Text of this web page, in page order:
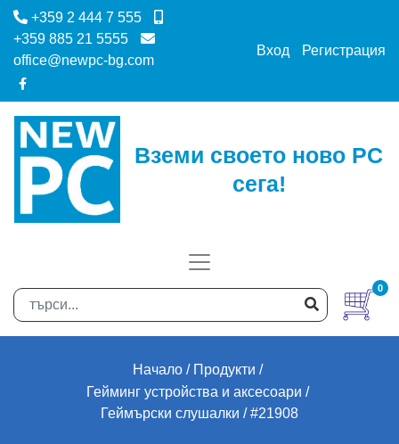
+359 2 444 7 555
+359 885 21 5555
office@newpc-bg.com
Вход Регистрация
Вземи своето ново PC
сега!
0
Начало
Продукти
Гейминг устройства и аксесоари
Геймърски слушалки
#21908